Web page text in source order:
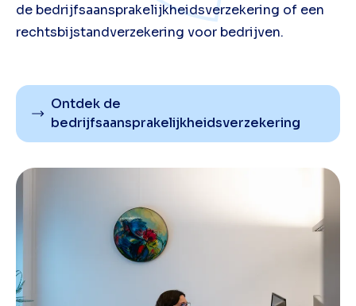
de bedrijfsaansprakelijkheidsverzekering of een
rechtsbijstandverzekering voor bedrijven.
Ontdek de
bedrijfsaansprakelijkheidsverzekering